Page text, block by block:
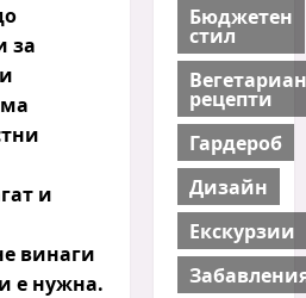
за
и
винаги
е нужна.
Бюджетен
стил
рецепти
Гардероб
Дизайн
Екскурзии